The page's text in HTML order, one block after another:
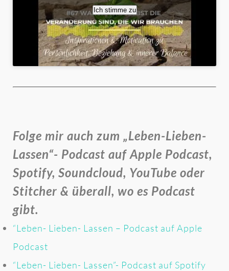
Ich stimme zu
Folge mir auch zum „Leben-Lieben-
Lassen“- Podcast auf Apple Podcast,
Spotify, Soundcloud, YouTube oder
Stitcher & überall, wo es Podcast
gibt.
“Leben- Lieben- Lassen – Podcast auf Apple
Podcast
“Leben- Lieben- Lassen”- Podcast auf Spotify